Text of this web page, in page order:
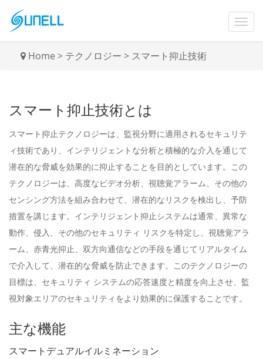
Home > テクノロジー > スマート抑止技術
スマート抑止技術とは
スマート抑止テクノロジーは、監視分野に適用されるセキュリテ
ィ技術であり、インテリジェントな分析と積極的な介入を通じて
潜在的な脅威を効果的に抑止することを目的としています。この
テクノロジーは、高度なビデオ分析、視聴覚アラーム、その他の
センシング方法を組み合わせて、潜在的なリスクを検出し、予防
措置を講じます。インテリジェント抑止システムは通常、異常な
動作、侵入、その他のセキュリティ リスクを特定し、視聴覚アラ
ーム、赤青光抑止、双方向通信などの手段を通じてリアルタイム
で介入して、潜在的な脅威を防止できます。このテクノロジーの
目標は、セキュリティ システムの応答速度と精度を向上させ、監
視対象エリアのセキュリティをより効果的に保護することです。
主な機能
スマートデュアルイルミネーション